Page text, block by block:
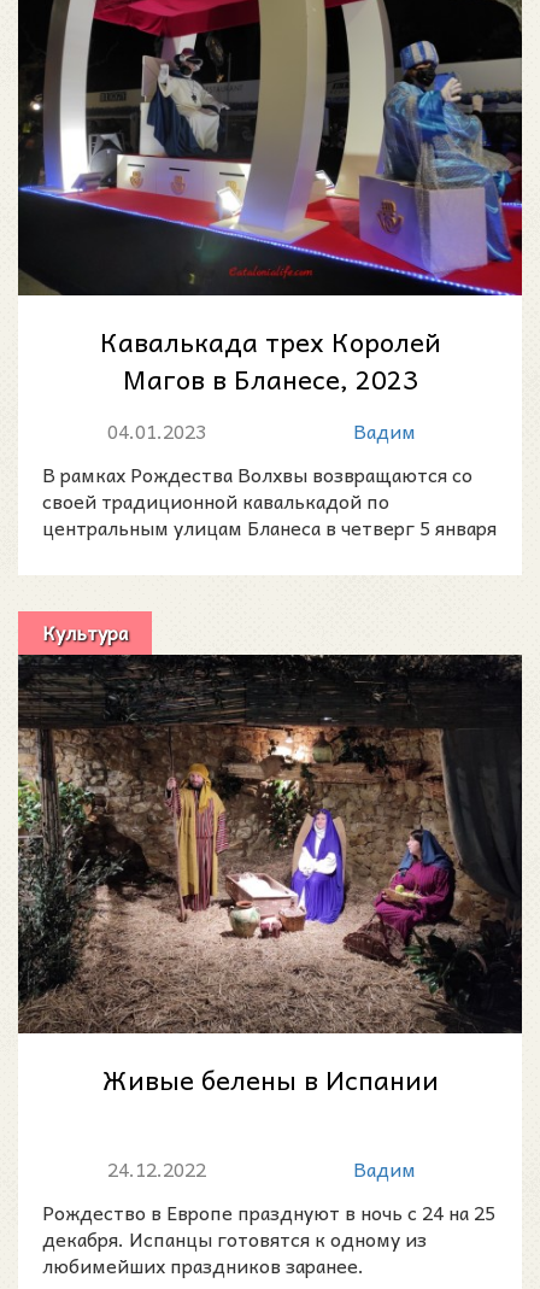
Кавалькада трех Королей
Магов в Бланесе, 2023
04.01.2023
Вадим
В рамках Рождества Волхвы возвращаются со
своей традиционной кавалькадой по
центральным улицам Бланеса в четверг 5 января
Культура
Живые белены в Испании
24.12.2022
Вадим
Рождество в Европе празднуют в ночь с 24 на 25
декабря. Испанцы готовятся к одному из
любимейших праздников заранее.